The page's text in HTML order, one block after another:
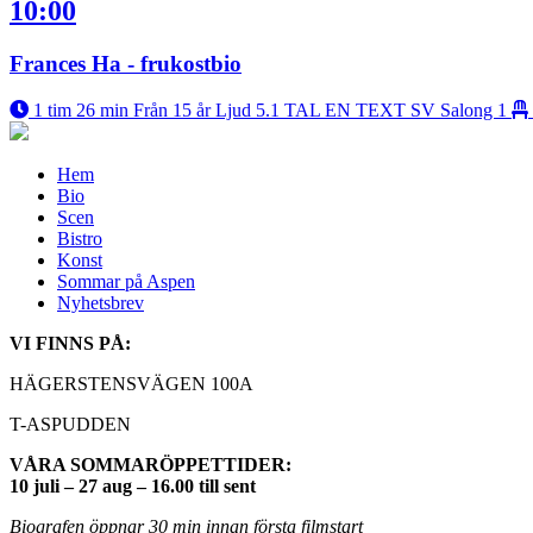
10:00
Frances Ha - frukostbio
1 tim 26 min Från 15 år Ljud 5.1 TAL EN TEXT SV Salong 1
Hem
Bio
Scen
Bistro
Konst
Sommar på Aspen
Nyhetsbrev
VI FINNS PÅ:
HÄGERSTENSVÄGEN 100A
T-ASPUDDEN
VÅRA SOMMARÖPPETTIDER:
10 juli – 27 aug – 16.00 till sent
Biografen öppnar 30 min innan första filmstart